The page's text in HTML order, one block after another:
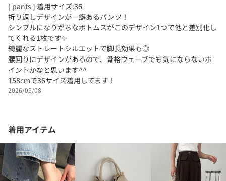
[ pants ] 着用サイズ:36
折り返しデザインが一癖あるパンツ！
シンプルになりがちなボトムスがこのデザイン1つで他と差別化し
てくれる1枚です✨
綺麗なストレートシルエットで脚長効果も◎
腰回りにデザインがあるので、骨格ウェーブでも気にならないポ
イントかなと思います^^
158cmで36サイズ着用してます！
2026/05/08
着用アイテム